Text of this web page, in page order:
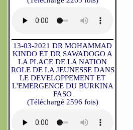
13-03-2021 DR MOHAMMAD
KINDO ET DR SAWADOGO A
LA PLACE DE LA NATION
ROLE DE LA JEUNESSE DANS
LE DEVELOPPEMENT ET
L'EMERGENCE DU BURKINA
FASO
(Téléchargé 2596 fois)